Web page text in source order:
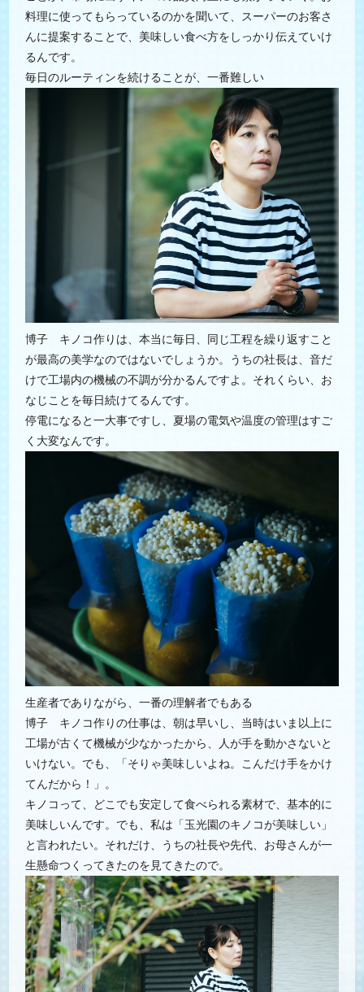
料理に使ってもらっているのかを聞いて、スーパーのお客さ
んに提案することで、美味しい食べ方をしっかり伝えていけ
るんです。
毎日のルーティンを続けることが、一番難しい
博子 キノコ作りは、本当に毎日、同じ工程を繰り返すこと
が最高の美学なのではないでしょうか。うちの社長は、音だ
けで工場内の機械の不調が分かるんですよ。それくらい、お
なじことを毎日続けてるんです。
停電になると一大事ですし、夏場の電気や温度の管理はすご
く大変なんです。
生産者でありながら、一番の理解者でもある
博子 キノコ作りの仕事は、朝は早いし、当時はいま以上に
工場が古くて機械が少なかったから、人が手を動かさないと
いけない。でも、「そりゃ美味しいよね。こんだけ手をかけ
てんだから！」。
キノコって、どこでも安定して食べられる素材で、基本的に
美味しいんです。でも、私は「玉光園のキノコが美味しい」
と言われたい。それだけ、うちの社長や先代、お母さんが一
生懸命つくってきたのを見てきたので。